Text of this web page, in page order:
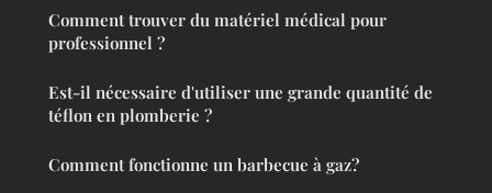
Comment trouver du matériel médical pour
professionnel ?
Est-il nécessaire d'utiliser une grande quantité de
téflon en plomberie ?
Comment fonctionne un barbecue à gaz?